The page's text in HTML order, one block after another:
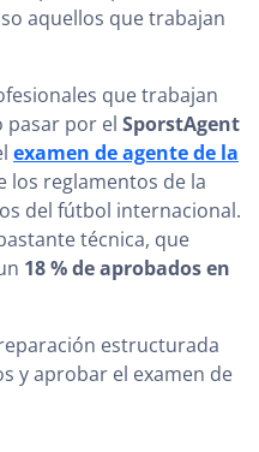
aquellos que trabajan
que trabajan
pasar por el SporstAgent
examen de agente de la
los reglamentos de la
del fútbol internacional.
técnica, que
18 % de aprobados en
estructurada
y aprobar el examen de